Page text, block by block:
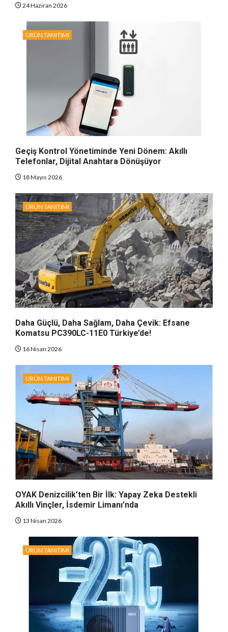
24 Haziran 2026
ÜRÜN TANITIMI
Geçiş Kontrol Yönetiminde Yeni Dönem: Akıllı
Telefonlar, Dijital Anahtara Dönüşüyor
18 Mayıs 2026
ÜRÜN TANITIMI
Daha Güçlü, Daha Sağlam, Daha Çevik: Efsane
Komatsu PC390LC-11E0 Türkiye’de!
16 Nisan 2026
ÜRÜN TANITIMI
OYAK Denizcilik’ten Bir İlk: Yapay Zeka Destekli
Akıllı Vinçler, İsdemir Limanı’nda
13 Nisan 2026
ÜRÜN TANITIMI